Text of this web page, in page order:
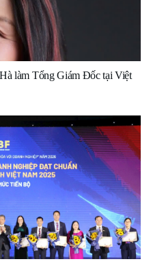
làm Tổng Giám Đốc tại Việt